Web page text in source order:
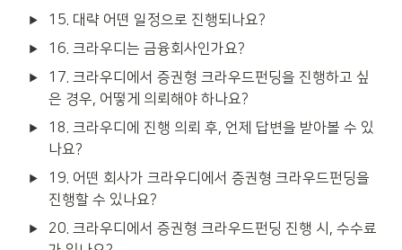
15. 대략 어떤 일정으로 진행되나요?
16. 크라우디는 금융회사인가요?
17. 크라우디에서 증권형 크라우드펀딩을 진행하고 싶
은 경우, 어떻게 의뢰해야 하나요?
18. 크라우디에 진행 의뢰 후, 언제 답변을 받아볼 수 있
나요?
19. 어떤 회사가 크라우디에서 증권형 크라우드펀딩을
진행할 수 있나요?
20. 크라우디에서 증권형 크라우드펀딩 진행 시, 수수료